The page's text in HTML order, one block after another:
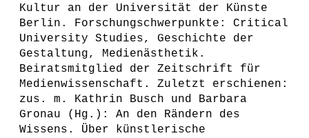
Kultur an der Universität der Künste
Berlin. Forschungschwerpunkte: Critical
University Studies, Geschichte der
Gestaltung, Medienästhetik.
Beiratsmitglied der Zeitschrift für
Medienwissenschaft. Zuletzt erschienen:
zus. m. Kathrin Busch und Barbara
Gronau (Hg.): An den Rändern des
Wissens. Über künstlerische